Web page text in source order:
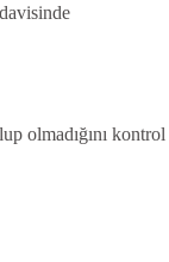
olmadığını kontrol